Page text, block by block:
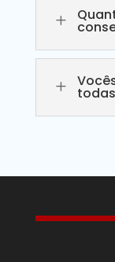
L
L